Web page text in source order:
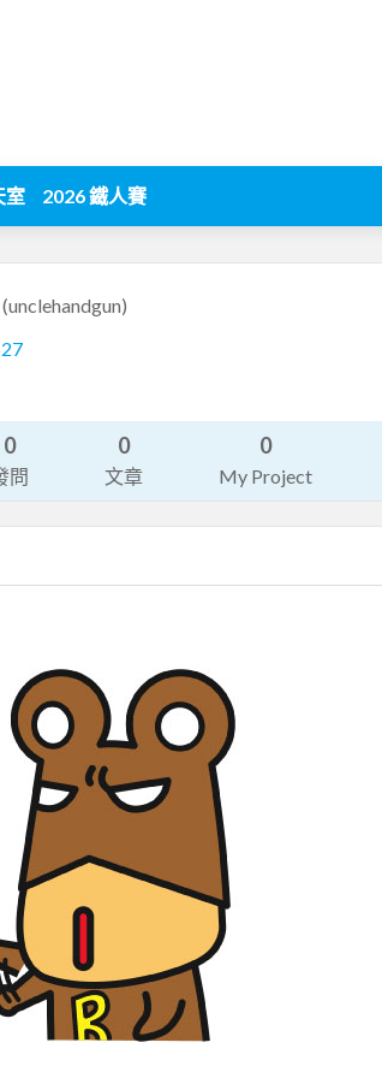
室 2026 鐵人賽
(unclehandgun)
0
問
0
文章
0
My Project